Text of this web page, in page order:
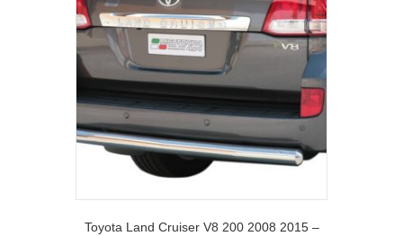
Toyota Land Cruiser V8 200 2008 2015 –